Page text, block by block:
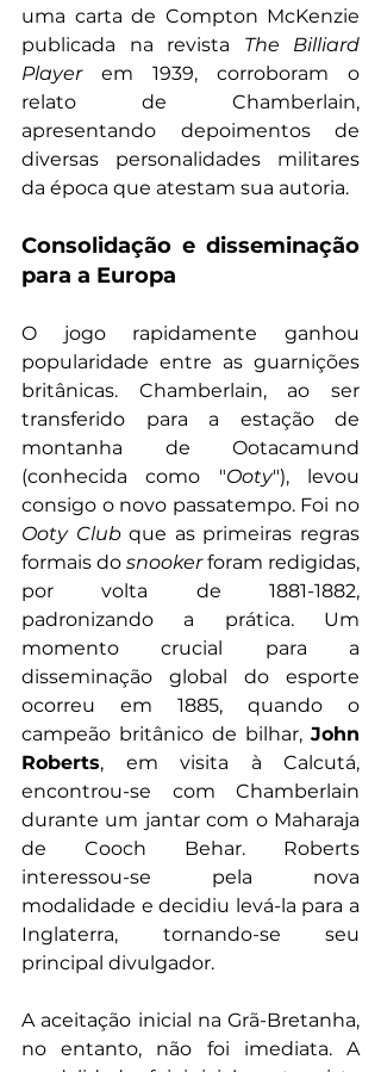
uma carta de Compton McKenzie
publicada na revista The Billiard
Player em 1939, corroboram o
relato de Chamberlain,
apresentando depoimentos de
diversas personalidades militares
da época que atestam sua autoria.
Consolidação e disseminação
para a Europa
O jogo rapidamente ganhou
popularidade entre as guarnições
britânicas. Chamberlain, ao ser
transferido para a estação de
montanha de Ootacamund
(conhecida como "Ooty"), levou
Ooty Club que as primeiras regras
formais do snooker foram redigidas,
por volta de 1881-1882,
padronizando a prática. Um
momento crucial para a
disseminação global do esporte
ocorreu em 1885, quando o
campeão britânico de bilhar, John
Roberts, em visita à Calcutá,
encontrou-se com Chamberlain
durante um jantar com o Maharaja
de Cooch Behar. Roberts
interessou-se pela nova
modalidade e decidiu levá-la para a
Inglaterra, tornando-se seu
principal divulgador.
A aceitação inicial na Grã-Bretanha,
no entanto, não foi imediata. A